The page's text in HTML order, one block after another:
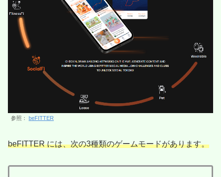
参照： beFITTER
beFITTER には、次の3種類のゲームモードがあります。